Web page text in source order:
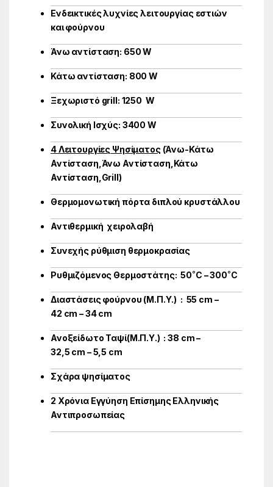
Ενδεικτικές λυχνίες λειτουργίας εστιών
και φούρνου
Άνω αντίσταση: 650 W
Κάτω αντίσταση: 800 W
Ξεχωριστό grill: 1250 W
Συνολική Ισχύς: 3400 W
4 Λειτουργίες Ψησίματος(Άνω-Κάτω
Αντίσταση,Άνω Αντίσταση,Κάτω
Αντίσταση,Grill)
Θερμομονωτική πόρτα διπλού κρυστάλλου
Αντιθερμική χειρολαβή
Συνεχής ρύθμιση θερμοκρασίας
Ρυθμιζόμενος Θερμοστάτης: 50˚C – 300˚C
Διαστάσεις φούρνου (Μ.Π.Υ.) : 55 cm –
42 cm – 34 cm
Ανοξείδωτο Ταψί(Μ.Π.Υ.) : 38 cm –
32,5 cm – 5,5 cm
Σχάρα ψησίματος
2 Χρόνια Εγγύηση Επίσημης Ελληνικής
Αντιπροσωπείας